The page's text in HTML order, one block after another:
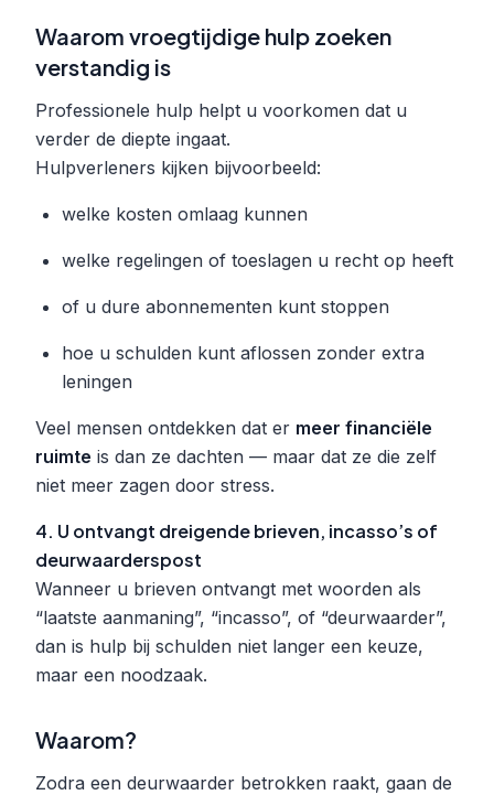
Waarom vroegtijdige hulp zoeken
verstandig is
Professionele hulp helpt u voorkomen dat u
verder de diepte ingaat.
Hulpverleners kijken bijvoorbeeld:
welke kosten omlaag kunnen
welke regelingen of toeslagen u recht op heeft
of u dure abonnementen kunt stoppen
hoe u schulden kunt aflossen zonder extra
leningen
Veel mensen ontdekken dat er meer financiële
ruimte is dan ze dachten — maar dat ze die zelf
niet meer zagen door stress.
4. U ontvangt dreigende brieven, incasso’s of
deurwaarderspost
Wanneer u brieven ontvangt met woorden als
“laatste aanmaning”, “incasso”, of “deurwaarder”,
dan is hulp bij schulden niet langer een keuze,
maar een noodzaak.
Waarom?
Zodra een deurwaarder betrokken raakt, gaan de